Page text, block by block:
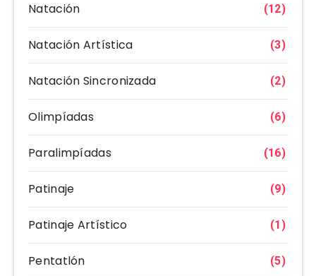
Natación (12)
Natación Artística (3)
Natación Sincronizada (2)
Olimpíadas (6)
Paralimpíadas (16)
Patinaje (9)
Patinaje Artístico (1)
Pentatlón (5)